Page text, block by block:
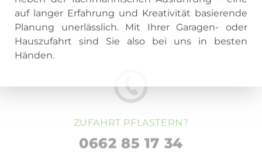
auf langer Erfahrung und Kreativität basierende
Planung unerlässlich. Mit Ihrer Garagen- oder
Hauszufahrt sind Sie also bei uns in besten
Händen.
ZUFAHRT PFLASTERN?
0662 85 17 34